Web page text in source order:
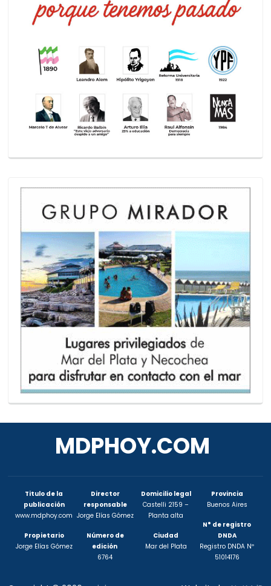
MDPHOY.COM
Titulo de la
publicación
www.mdphoy.com
Propietario
Jorge Elías Gómez
Director
responsable
Jorge Elías Gómez
Número de
edición
6764
Domicilio legal
Castelli 2159 –
Planta alta
Ciudad
Mar del Plata
Provincia
Buenos Aires
N° de registro
DNDA
Registro DNDA Nº
51014176